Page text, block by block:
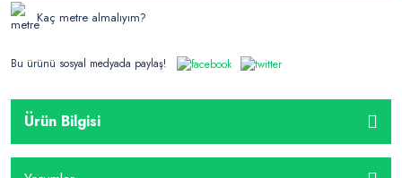
Kaç metre almalıyım?
Bu ürünü sosyal medyada paylaş!
Ürün Bilgisi